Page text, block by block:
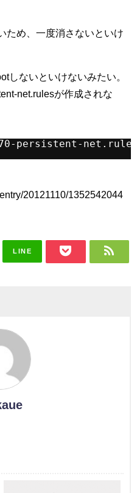
ため、一度消さないといけ
しないといけないみたい。
net.rulesが作成されな
persistent-
20121110/1352542044
LINE